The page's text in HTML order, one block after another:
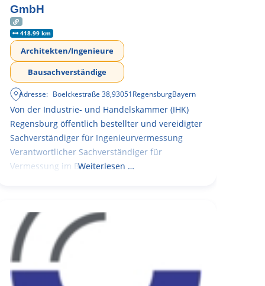
GmbH
418.99 km
Architekten/Ingenieure
Bausachverständige
Adresse: Boelckestraße 38,93051RegensburgBayern
Von der Industrie- und Handelskammer (IHK)
Regensburg öffentlich bestellter und vereidigter
Sachverständiger für Ingenieurvermessung
Verantwortlicher Sachverständiger für
Vermessung im Bauwesen
Weiterlesen …